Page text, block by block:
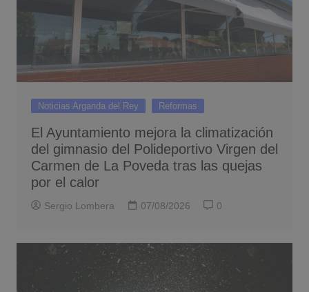
Noticias Arganda del Rey Reformas
El Ayuntamiento mejora la climatización
del gimnasio del Polideportivo Virgen del
Carmen de La Poveda tras las quejas
por el calor
Sergio Lombera 07/08/2026 0